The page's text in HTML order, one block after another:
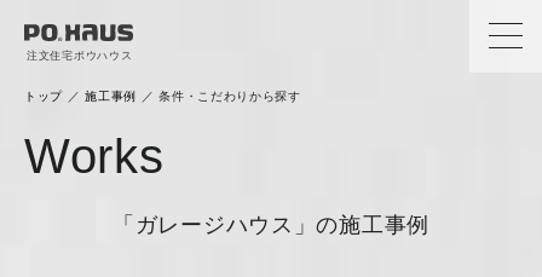
注文住宅ポウハウス
トップ ／施工事例 ／条件・こだわりから探す
Works
「ガレージハウス」の施工事例